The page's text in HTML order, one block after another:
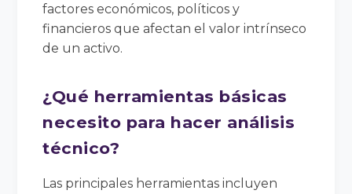
factores económicos, políticos y
financieros que afectan el valor intrínseco
de un activo.
¿Qué herramientas básicas
necesito para hacer análisis
técnico?
Las principales herramientas incluyen